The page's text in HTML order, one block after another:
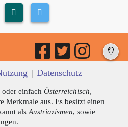
| Datenschutz
oder einfach Österreichisch,
Merkmale aus. Es besitzt einen
als Austriazismen, sowie